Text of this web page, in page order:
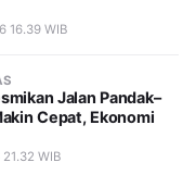
16.39 WIB
Jalan Pandak–
Cepat, Ekonomi
WIB